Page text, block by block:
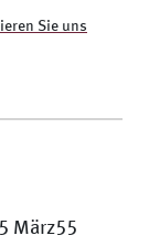
Sie uns
März55